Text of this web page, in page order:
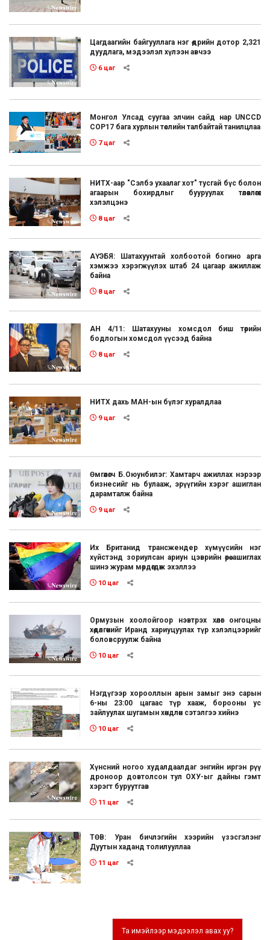
Цагдаагийн байгууллага нэг өдрийн дотор 2,321
дуудлага, мэдээлэл хүлээн авчээ
6 цаг
Монгол Улсад суугаа элчин сайд нар UNCCD
COP17 бага хурлын төслийн талбайтай танилцлаа
7 цаг
НИТХ-аар "Сэлбэ ухаалаг хот" тусгай бүс болон
агаарын бохирдлыг бууруулах төлөвлөгөөг
хэлэлцэнэ
8 цаг
АҮЭБЯ: Шатахуунтай холбоотой богино арга
хэмжээ хэрэгжүүлэх штаб 24 цагаар ажиллаж
байна
8 цаг
АН 4/11: Шатахууны хомсдол биш төрийн
бодлогын хомсдол үүсээд байна
8 цаг
НИТХ дахь МАН-ын бүлэг хуралдлаа
9 цаг
Өмгөөлөгч Б.Оюунбилэг: Хамтарч ажиллах нэрээр
бизнесийг нь булааж, эрүүгийн хэрэг ашиглан
дарамталж байна
9 цаг
Их Британид трансжендер хүмүүсийн нэг
хүйстэнд зориулсан ариун цэврийн өрөө ашиглах
шинэ журам мөрдөгдөж эхэллээ
10 цаг
Ормузын хоолойгоор нэвтрэх хөлөг онгоцны
хөдөлгөөнийг Иранд хариуцуулах түр хэлэлцээрийг
боловсруулж байна
10 цаг
Нэгдүгээр хорооллын арын замыг энэ сарын
6-ны 23:00 цагаас түр хааж, борооны ус
зайлуулах шугамын хөндлөн сэтэлгээ хийнэ
10 цаг
Хүнсний ногоо худалдаалдаг энгийн иргэн рүү
дроноор довтолсон тул ОХУ-ыг дайны гэмт
хэрэгт буруутгав
11 цаг
ТӨВ: Уран бичлэгийн хээрийн үзэсгэлэнг
Дуутын хаданд толилууллаа
11 цаг
Та имэйлээр мэдээлэл авах уу?